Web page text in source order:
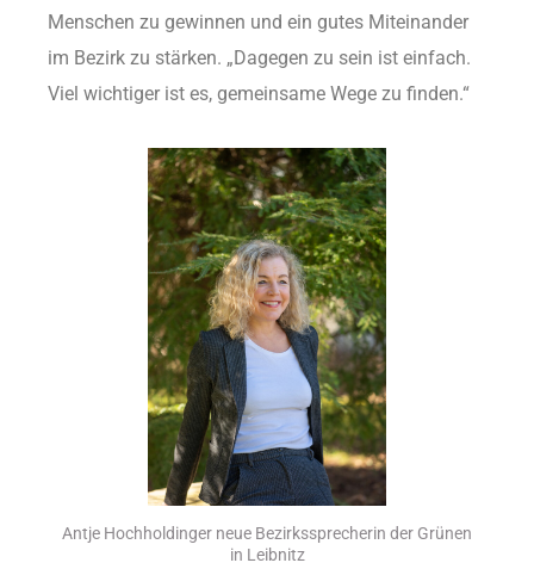
Menschen zu gewinnen und ein gutes Miteinander
im Bezirk zu stärken. „Dagegen zu sein ist einfach.
Viel wichtiger ist es, gemeinsame Wege zu finden.“
Antje Hochholdinger neue Bezirkssprecherin der Grünen
in Leibnitz